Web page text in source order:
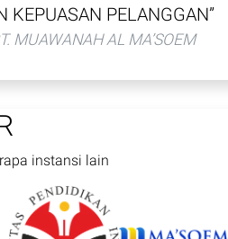
KEPUASAN PELANGGAN”
MUAWANAH AL MA’SOEM
instansi lain